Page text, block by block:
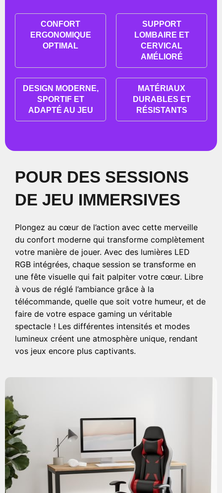
CONFORT
ERGONOMIQUE
OPTIMAL
SUPPORT
LOMBAIRE ET
CERVICAL
AMÉLIORÉ
DESIGN MODERNE,
SPORTIF ET
ADAPTÉ AU JEU
MATÉRIAUX
DURABLES ET
RÉSISTANTS
POUR DES SESSIONS
DE JEU IMMERSIVES
Plongez au cœur de l’action avec cette merveille
du confort moderne qui transforme complètement
votre manière de jouer. Avec des lumières LED
RGB intégrées, chaque session se transforme en
une fête visuelle qui fait palpiter votre cœur. Libre
à vous de réglé l’ambiance grâce à la
télécommande, quelle que soit votre humeur, et de
faire de votre espace gaming un véritable
spectacle ! Les différentes intensités et modes
lumineux créent une atmosphère unique, rendant
vos jeux encore plus captivants.